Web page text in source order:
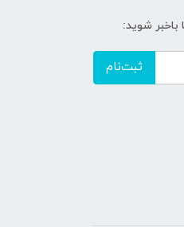
شوید:
ثبت‌نام